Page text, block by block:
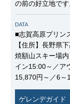
の前の好立地です
DATA
■志賀高原プリン
【住所】長野県
焼額山スキー場
イン15:00～／
15,870円～／6
ゲレンデガイド